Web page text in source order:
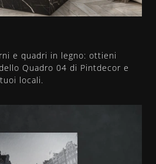
e quadri in legno: ottieni
Quadro 04 di Pintdecor e
locali.